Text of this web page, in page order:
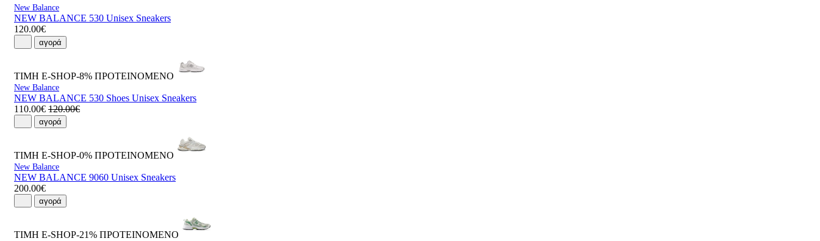
New Balance
NEW BALANCE 530 Unisex Sneakers
120.00€
αγορά
ΤΙΜΗ E-SHOP-8% ΠΡΟΤΕΙΝΟΜΕΝΟ
New Balance
NEW BALANCE 530 Shoes Unisex Sneakers
110.00€ 120.00€
αγορά
ΤΙΜΗ E-SHOP-0% ΠΡΟΤΕΙΝΟΜΕΝΟ
New Balance
NEW BALANCE 9060 Unisex Sneakers
200.00€
αγορά
ΤΙΜΗ E-SHOP-21% ΠΡΟΤΕΙΝΟΜΕΝΟ